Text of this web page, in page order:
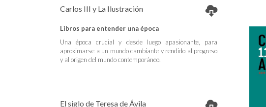
Carlos III y La Ilustración
Libros para entender una época
Una época crucial y desde luego apasionante, para
aproximarse a un mundo cambiante y rendido al progreso
y al origen del mundo contemporáneo.
El siglo de Teresa de Ávila